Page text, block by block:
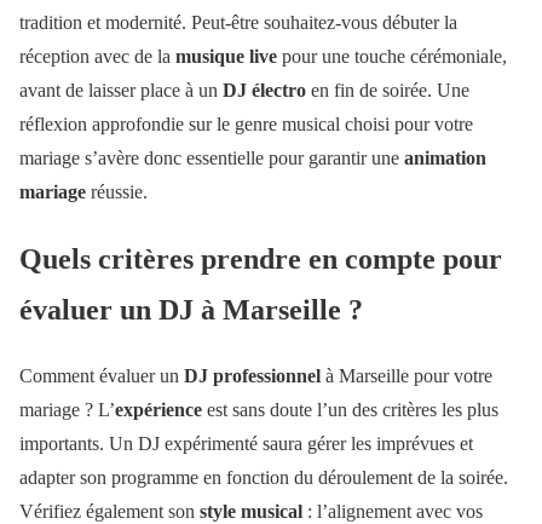
tradition et modernité. Peut-être souhaitez-vous débuter la
réception avec de la musique live pour une touche cérémoniale,
avant de laisser place à un DJ électro en fin de soirée. Une
réflexion approfondie sur le genre musical choisi pour votre
mariage s’avère donc essentielle pour garantir une animation
mariage réussie.
Quels critères prendre en compte pour
évaluer un DJ à Marseille ?
Comment évaluer un DJ professionnel à Marseille pour votre
mariage ? L’expérience est sans doute l’un des critères les plus
importants. Un DJ expérimenté saura gérer les imprévues et
adapter son programme en fonction du déroulement de la soirée.
Vérifiez également son style musical : l’alignement avec vos